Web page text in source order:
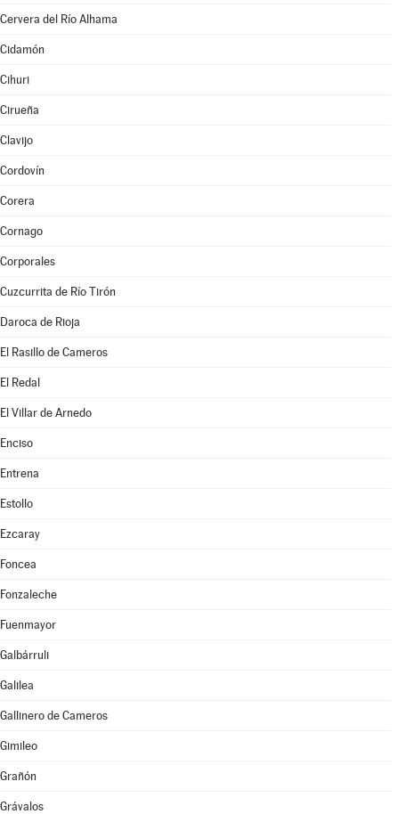
Cervera del Río Alhama
Cidamón
Cihuri
Cirueña
Clavijo
Cordovín
Corera
Cornago
Corporales
Cuzcurrita de Río Tirón
Daroca de Rioja
El Rasillo de Cameros
El Redal
El Villar de Arnedo
Enciso
Entrena
Estollo
Ezcaray
Foncea
Fonzaleche
Fuenmayor
Galbárruli
Galilea
Gallinero de Cameros
Gimileo
Grañón
Grávalos